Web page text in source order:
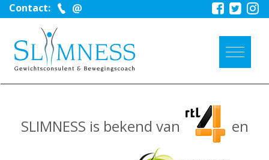
Contact:
SLIMNESS is bekend van en